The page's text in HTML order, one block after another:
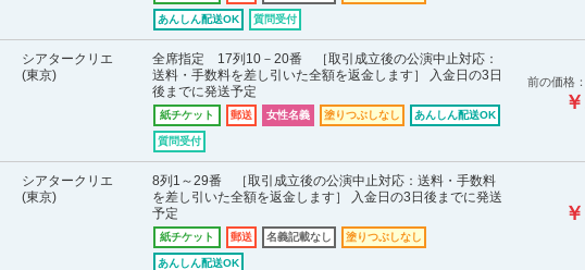
あんしん配送OK 質問受付
シアタークリエ
(東京)
全席指定 17列10－20番 ［取引成立後の公演中止対応：
送料・手数料を差し引いた全額を返金します］ 入金日の3日
後までに発送予定
紙チケット 郵送 女性名義 塗りつぶしなし あんしん配送OK
質問受付
前の価格：
シアタークリエ
(東京)
8列1～29番 ［取引成立後の公演中止対応：送料・手数料
を差し引いた全額を返金します］ 入金日の3日後までに発送
予定
紙チケット 郵送 名義記載なし 塗りつぶしなし
あんしん配送OK